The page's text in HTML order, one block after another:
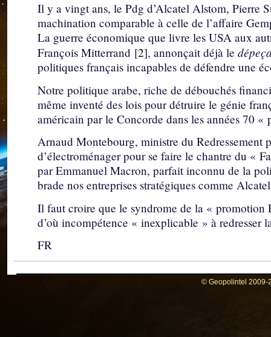
Il y a vingt ans, le Pdg d’Alcatel Alstom, Pierre
machination comparable à celle de l’affaire
La guerre économique que livre les USA aux
François Mitterrand [2], annonçait déjà le
politiques français incapables de défendre une
Notre politique arabe, riche de débouchés
même inventé des lois pour détruire le génie
américain par le Concorde dans les années 70 «
Arnaud Montebourg, ministre du Redressement
d’électroménager pour se faire le chantre du «
par Emmanuel Macron, parfait inconnu de la
brade nos entreprises stratégiques comme
Il faut croire que le syndrome de la « promotion
d’où incompétence « inexplicable » à redresser
FR
© Geopolintel 2009-